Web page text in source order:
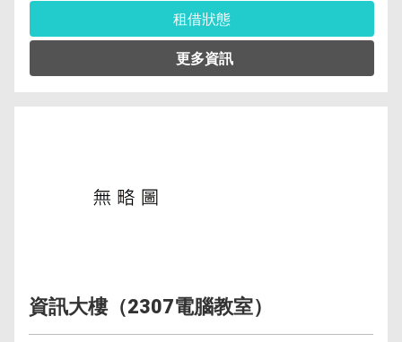
租借狀態
備註︰備有水電、燈光、空調
資訊大樓（2307電腦教室）